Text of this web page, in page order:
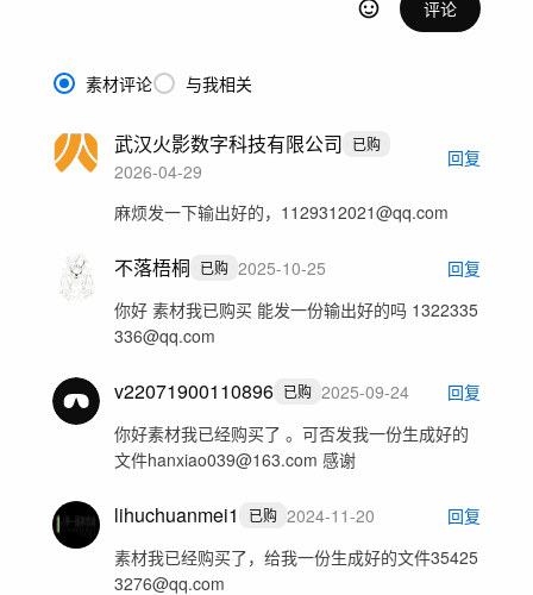
评论
素材评论 与我相关
武汉火影数字科技有限公司 已购
2026-04-29
回复
麻烦发一下输出好的，1129312021@qq.com
不落梧桐 已购 2025-10-25
回复
你好 素材我已购买 能发一份输出好的吗 1322335
336@qq.com
v22071900110896 已购 2025-09-24
回复
你好素材我已经购买了 。可否发我一份生成好的
文件hanxiao039@163.com 感谢
lihuchuanmei1 已购 2024-11-20
回复
素材我已经购买了，给我一份生成好的文件35425
3276@qq.com